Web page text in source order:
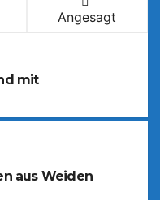
Angesagt
mit
aus Weiden